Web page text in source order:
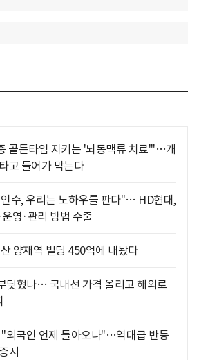
골든타임 지키는 '뇌동맥류 치료'"…개
고 들어가 막는다
수, 우리는 노하우를 판다"… HD현대,
영·관리 방법 수출
양재역 빌딩 450억에 내놨다
딪혔나… 국내선 가격 올리고 해외로
외국인 언제 돌아오나"…역대급 반등
시